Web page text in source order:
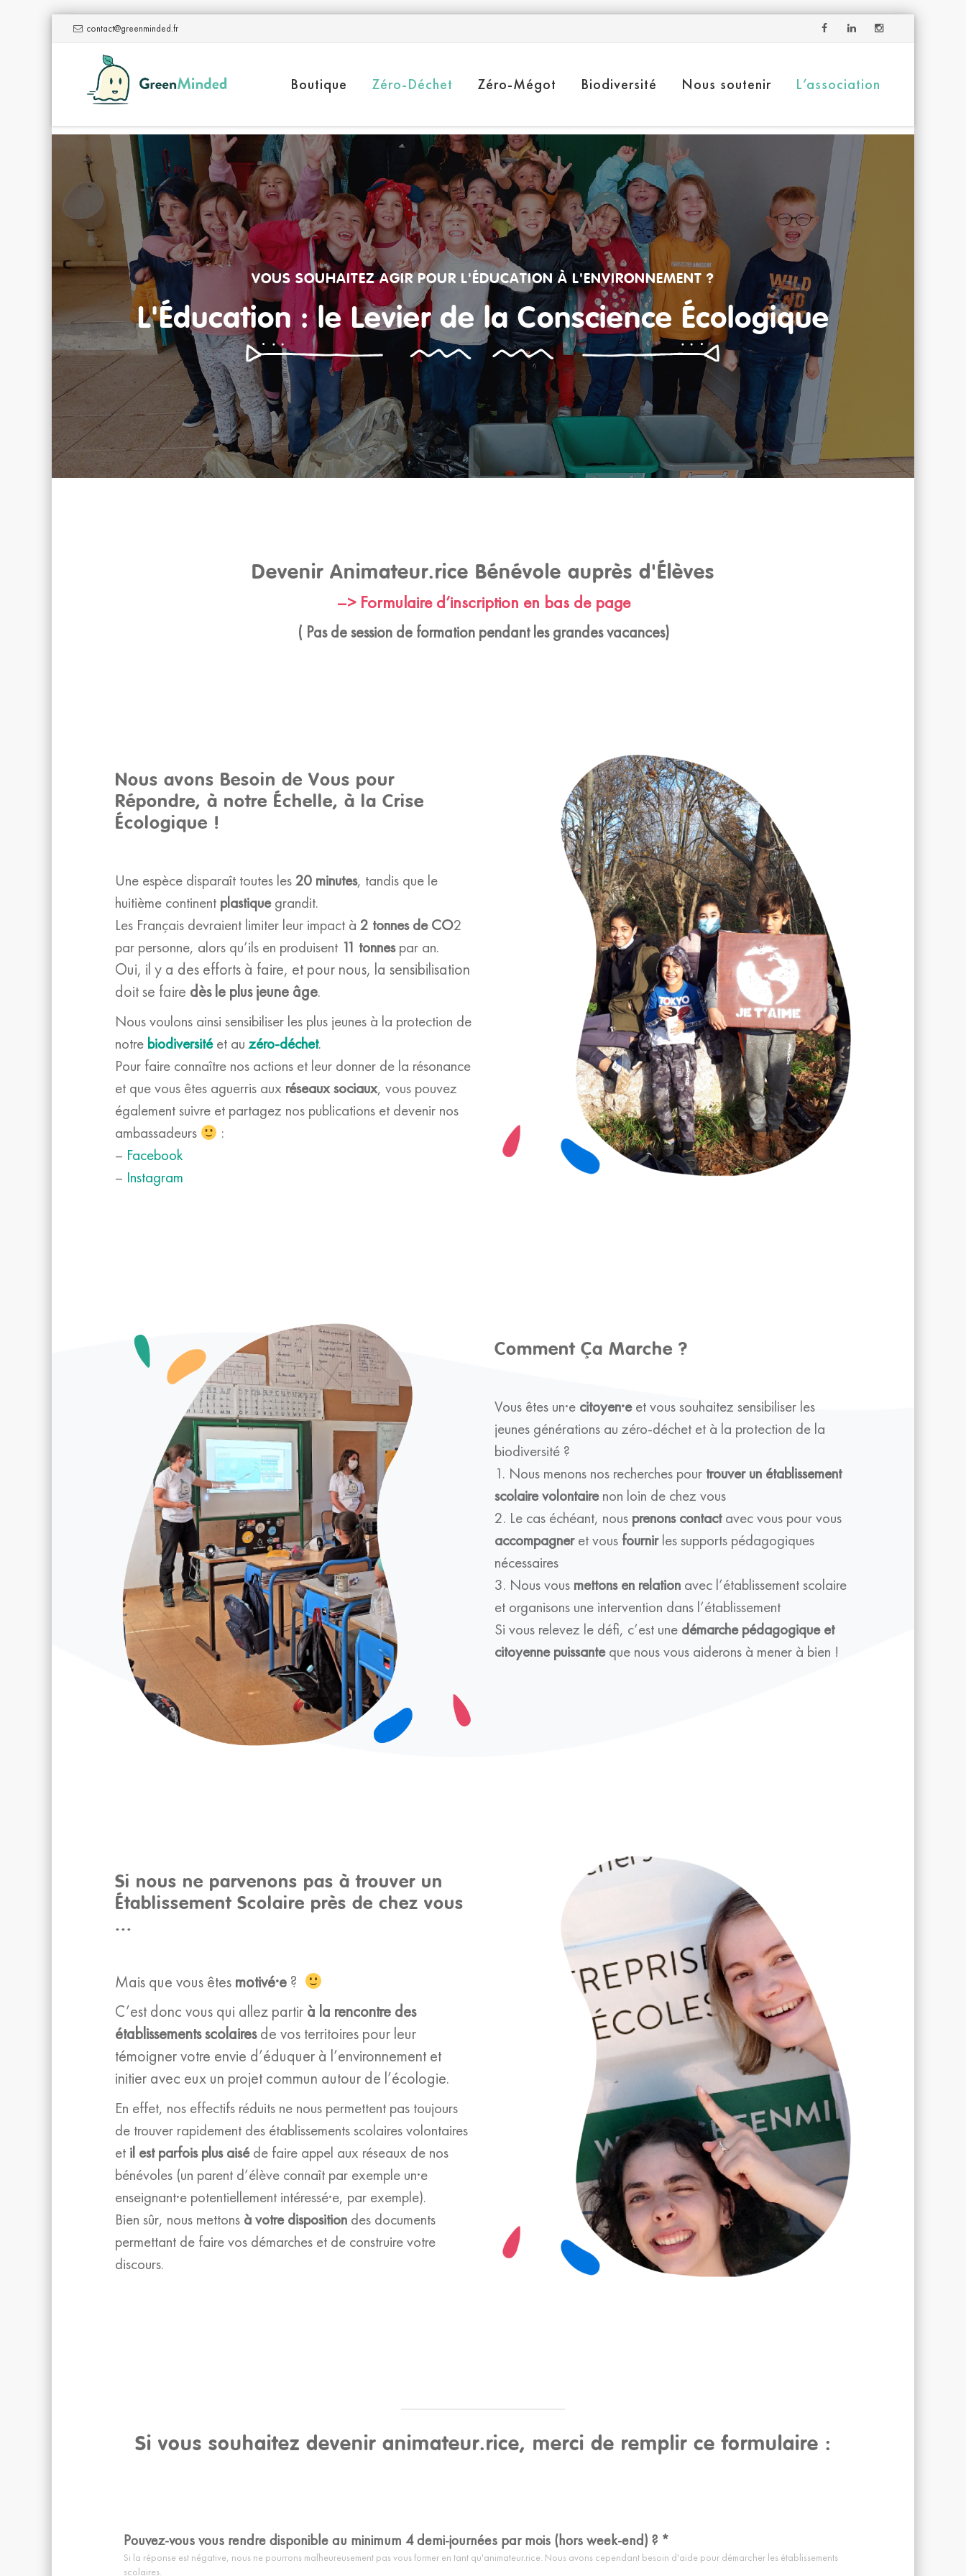
contact@greenminded.fr
Boutique Zéro-Déchet Zéro-Mégot Biodiversité Nous soutenir L’association
VOUS SOUHAITEZ AGIR POUR L'ÉDUCATION À L'ENVIRONNEMENT ?
L'Éducation : le Levier de la Conscience Écologique
Devenir Animateur.rice Bénévole auprès d'Élèves
–> Formulaire d’inscription en bas de page
( Pas de session de formation pendant les grandes vacances)
Nous avons Besoin de Vous pour
Répondre, à notre Échelle, à la Crise
Écologique !
Une espèce disparaît toutes les20 minutes, tandis que le
huitième continent plastiquegrandit.
Les Français devraient limiter leur impact à 2 tonnes de CO2
par personne, alors qu’ils en produisent 11 tonnespar an.
Oui, il y a des efforts à faire, et pour nous, la sensibilisation
doit se faire dès le plus jeune âge.
Nous voulons ainsi sensibiliser les plus jeunes à la protection de
notre biodiversitéet au zéro-déchet.
Pour faire connaître nos actions et leur donner de la résonance
et que vous êtes aguerris aux réseaux sociaux, vous pouvez
également suivre et partagez nos publications et devenir nos
ambassadeurs
:
– Facebook
– Instagram
Comment Ça Marche ?
Vous êtes un·e citoyen·eet vous souhaitez sensibiliser les
jeunes générations au zéro-déchet et à la protection de la
biodiversité ?
1. Nous menons nos recherches pour trouver un établissement
scolaire volontairenon loin de chez vous
2. Le cas échéant, nous prenons contactavec vous pour vous
accompagneret vous fournirles supports pédagogiques
nécessaires
3. Nous vous mettons en relation avec l’établissement scolaire
et organisons une intervention dans l’établissement
Si vous relevez le défi, c’est une démarche pédagogique et
citoyenne puissanteque nous vous aiderons à mener à bien !
Si nous ne parvenons pas à trouver un
Établissement Scolaire près de chez vous
...
Mais que vous êtes motivé·e ?
C’est donc vous qui allez partir à la rencontre des
établissements scolairesde vos territoires pour leur
témoigner votre envie d’éduquer à l’environnement et
initier avec eux un projet commun autour de l’écologie.
En effet, nos effectifs réduits ne nous permettent pas toujours
de trouver rapidement des établissements scolaires volontaires
et il est parfois plus aiséde faire appel aux réseaux de nos
bénévoles (un parent d’élève connaît par exemple un·e
enseignant·e potentiellement intéressé·e, par exemple).
Bien sûr, nous mettons à votre disposition des documents
permettant de faire vos démarches et de construire votre
discours.
Si vous souhaitez devenir animateur.rice, merci de remplir ce formulaire :
Pouvez-vous vous rendre disponible au minimum 4 demi-journées par mois (hors week-end) ? *
Si la réponse est négative, nous ne pourrons malheureusement pas vous former en tant qu'animateur.rice. Nous avons cependant besoin d'aide pour démarcher les établissements
scolaires.